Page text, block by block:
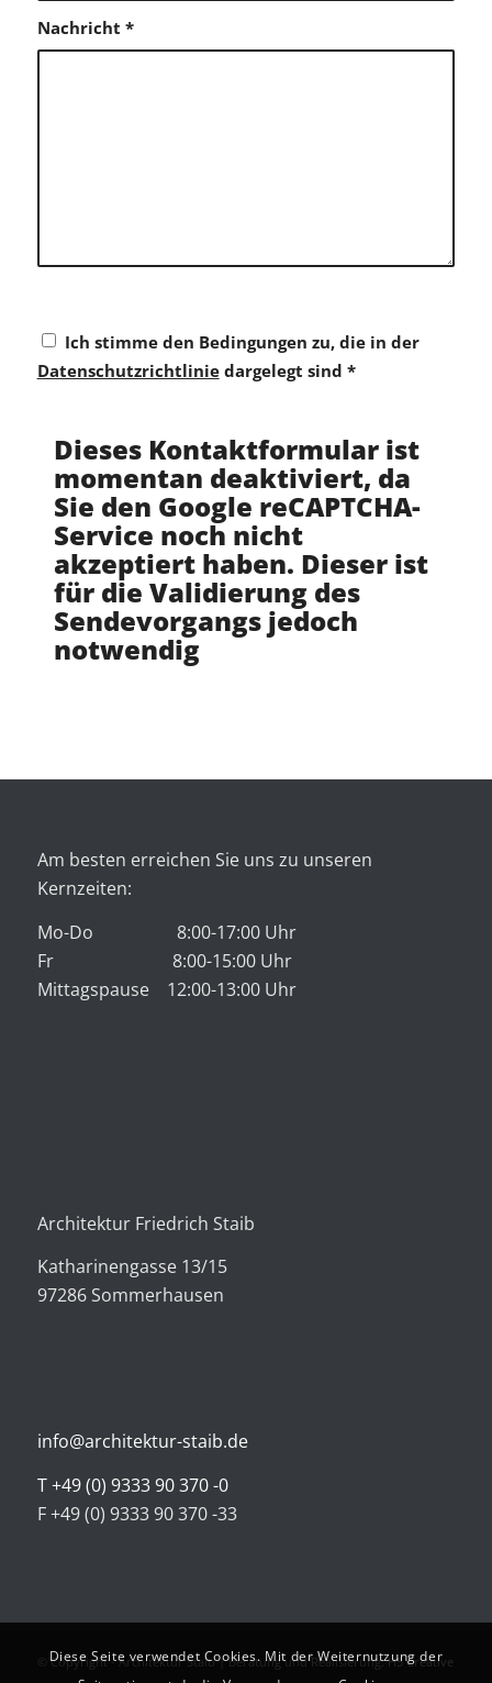
Nachricht *
Ich stimme den Bedingungen zu, die in der
Datenschutzrichtliniedargelegt sind *
Dieses Kontaktformular ist
momentan deaktiviert, da
Sie den Google reCAPTCHA-
Service noch nicht
akzeptiert haben. Dieser ist
für die Validierung des
Sendevorgangs jedoch
notwendig
Am besten erreichen Sie uns zu unseren
Kernzeiten:
Mo-Do 8:00-17:00 Uhr
Fr 8:00-15:00 Uhr
Mittagspause 12:00-13:00 Uhr
Architektur Friedrich Staib
Katharinengasse 13/15
97286 Sommerhausen
info@architektur-staib.de
T +49 (0) 9333 90 370 -0
F +49 (0) 9333 90 370 -33
© Copyright - Architektur Staib | Beratung und Realisierung:H5 Creative
Diese Seite verwendet Cookies. Mit der Weiternutzung der